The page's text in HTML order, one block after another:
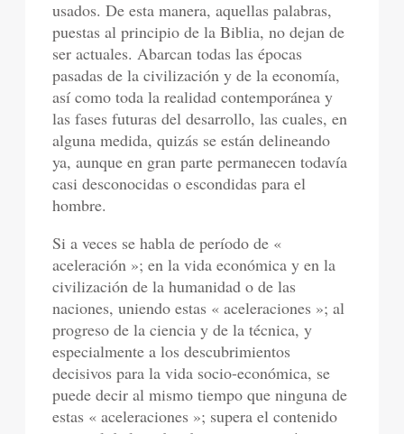
usados. De esta manera, aquellas palabras,
puestas al principio de la Biblia, no dejan de
ser actuales. Abarcan todas las épocas
pasadas de la civilización y de la economía,
así como toda la realidad contemporánea y
las fases futuras del desarrollo, las cuales, en
alguna medida, quizás se están delineando
ya, aunque en gran parte permanecen todavía
casi desconocidas o escondidas para el
hombre.
Si a veces se habla de período de «
aceleración »; en la vida económica y en la
civilización de la humanidad o de las
naciones, uniendo estas « aceleraciones »; al
progreso de la ciencia y de la técnica, y
especialmente a los descubrimientos
decisivos para la vida socio-económica, se
puede decir al mismo tiempo que ninguna de
estas « aceleraciones »; supera el contenido